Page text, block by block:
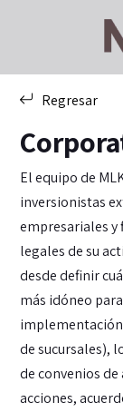
Regresar
El equipo de
inversionistas
empresariales y
legales de su
desde definir
más idóneo
de sucursales),
de convenios
acciones,